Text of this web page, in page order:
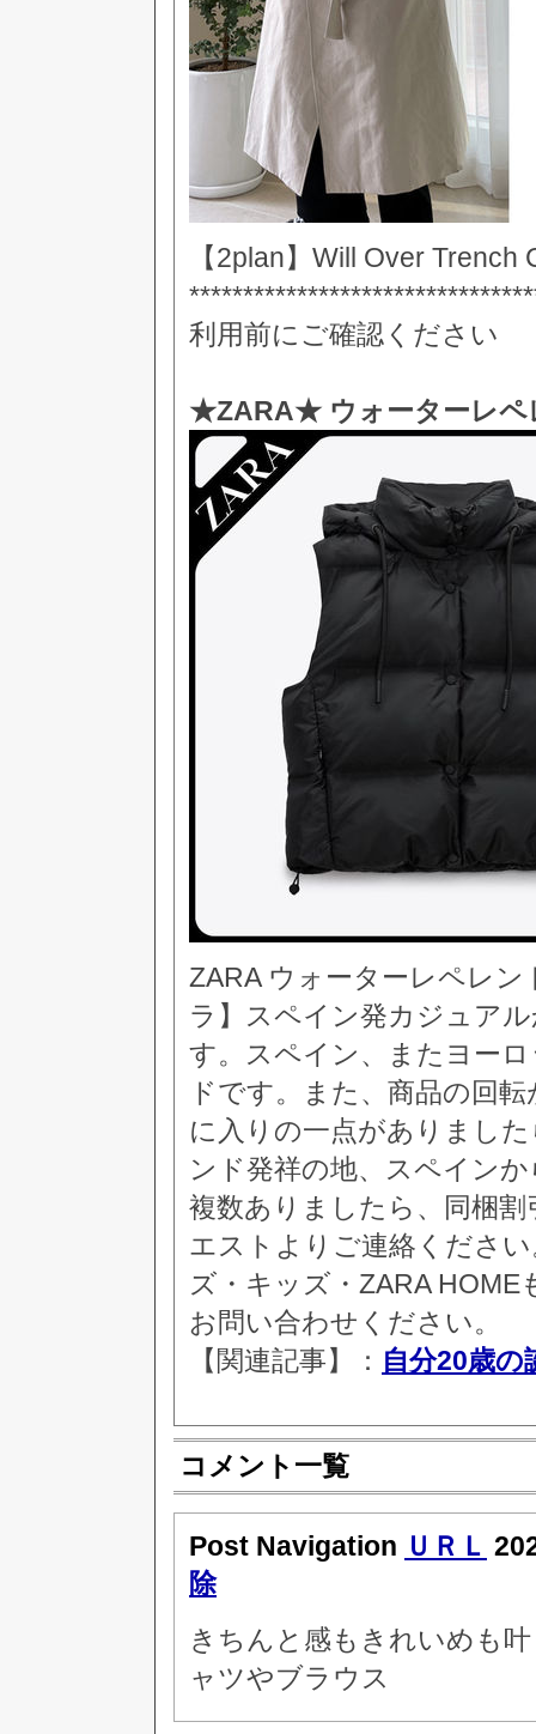
【2plan】Will Over Trench
利用前にご確認ください
★ZARA★ ウォーターレペ
ZARA ウォーターレペレ
ラ】スペイン発カジュア
す。スペイン、またヨー
ドです。また、商品の回
に入りの一点がありまし
ンド発祥の地、スペイン
複数ありましたら、同梱
エストよりご連絡くださ
ズ・キッズ・ZARA
お問い合わせください。
【関連記事】： 自分20歳
コメント一覧
Post Navigation ＵＲＬ
除
きちんと感もきれいめも
ャツやブラウス